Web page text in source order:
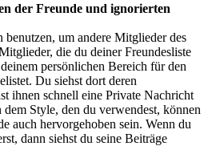
der Freunde und ignorierten
benutzen, um andere Mitglieder des
die du deiner Freundesliste
persönlichen Bereich für den
Du siehst dort deren
ihnen schnell eine Private Nachricht
Style, den du verwendest, können
auch hervorgehoben sein. Wenn du
dann siehst du seine Beiträge